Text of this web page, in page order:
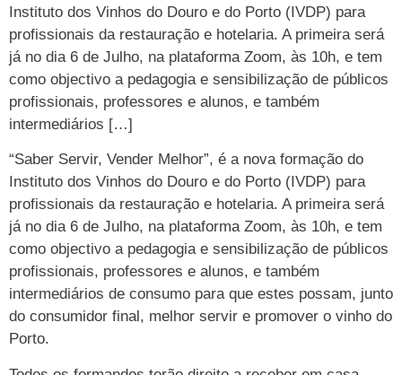
Instituto dos Vinhos do Douro e do Porto (IVDP) para
profissionais da restauração e hotelaria. A primeira será
já no dia 6 de Julho, na plataforma Zoom, às 10h, e tem
como objectivo a pedagogia e sensibilização de públicos
profissionais, professores e alunos, e também
intermediários […]
“Saber Servir, Vender Melhor”, é a nova formação do
Instituto dos Vinhos do Douro e do Porto (IVDP) para
profissionais da restauração e hotelaria. A primeira será
já no dia 6 de Julho, na plataforma Zoom, às 10h, e tem
como objectivo a pedagogia e sensibilização de públicos
profissionais, professores e alunos, e também
intermediários de consumo para que estes possam, junto
do consumidor final, melhor servir e promover o vinho do
Porto.